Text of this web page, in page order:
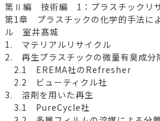
第Ⅱ編 技術編 1：プラスチックリ
第1章 プラスチックの化学的手法に
ル 室井髙城
1. マテリアルリサイクル
2. 再生プラスチックの微量有臭成分
2.1 EREMA社のRefresher
2.2 ビューティクル社
3. 溶剤を用いた再生
3.1 PureCycle社